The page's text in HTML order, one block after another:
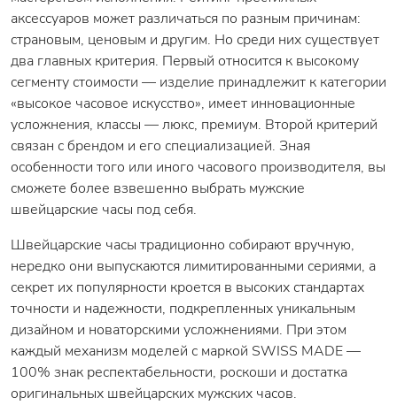
аксессуаров может различаться по разным причинам:
страновым, ценовым и другим. Но среди них существует
два главных критерия. Первый относится к высокому
сегменту стоимости — изделие принадлежит к категории
«высокое часовое искусство», имеет инновационные
усложнения, классы — люкс, премиум. Второй критерий
связан с брендом и его специализацией. Зная
особенности того или иного часового производителя, вы
сможете более взвешенно выбрать мужские
швейцарские часы под себя.
Швейцарские часы традиционно собирают вручную,
нередко они выпускаются лимитированными сериями, а
секрет их популярности кроется в высоких стандартах
точности и надежности, подкрепленных уникальным
дизайном и новаторскими усложнениями. При этом
каждый механизм моделей с маркой SWISS MADE —
100% знак респектабельности, роскоши и достатка
оригинальных швейцарских мужских часов.